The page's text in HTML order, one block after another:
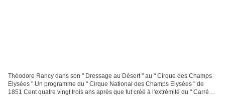
Théodore Rancy dans son " Dressage au Désert " au " Cirque des Champs
Elysées " Un programme du " Cirque National des Champs Elysées " de
1851 Cent quatre vingt trois ans après que fut créé à l'extrémité du " Carré